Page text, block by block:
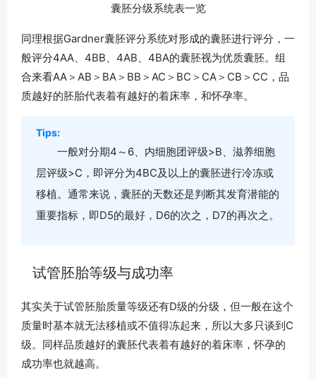
囊胚分级系统表一览
同理根据Gardner囊胚评分系统对形成的囊胚进行评分，一
般评分4AA、4BB、4AB、4BA的囊胚视为优质囊胚。组
合来看AA＞AB＞BA＞BB＞AC＞BC＞CA＞CB＞CC，品
质越好的胚胎代表着有越好的着床率，和怀孕率。
Tips:
一般对分期4～6、内细胞团评级>B、滋养细胞
层评级>C，即评分为4BC及以上的囊胚进行冷冻或
移植。通常来说，囊胚的天数还是判断其发育潜能的
重要指标，即D5的最好，D6的次之，D7的再次之。
试管胚胎等级与成功率
其实关于试管胚胎质量等级还有D级的分级，但一般在这个
质量时基本就无法移植或不值得冻起来，所以大多只谈到C
级。同样品质越好的囊胚代表着有越好的着床率，怀孕的
成功率也就越高。